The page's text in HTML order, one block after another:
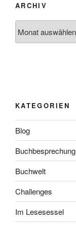
ARCHIV
KATEGORIEN
Blog
Buchbesprechung
Buchwelt
Challenges
Im Lesesessel